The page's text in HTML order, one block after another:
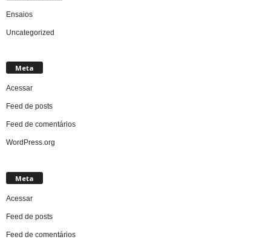
Ensaios
Uncategorized
Meta
Acessar
Feed de posts
Feed de comentários
WordPress.org
Meta
Acessar
Feed de posts
Feed de comentários